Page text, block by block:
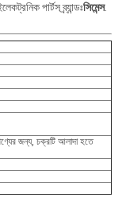
পার্টস ব্র্যান্ডঃসিমেন্স.
জন্য, চক্রটি আলাদা হতে